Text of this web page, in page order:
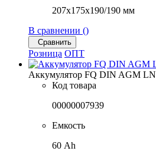
207x175x190/190 мм
В сравнении ()
Сравнить
Розница ОПТ
Аккумулятор FQ DIN AGM
Код товара
00000007939
Емкость
60 Ah